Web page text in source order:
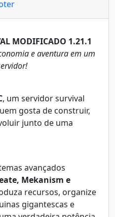
MODIFICADO 1.21.1
e aventura em um
, um servidor survival
gosta de construir,
junto de uma
avançados
Mekanism e
recursos, organize
gigantescas e